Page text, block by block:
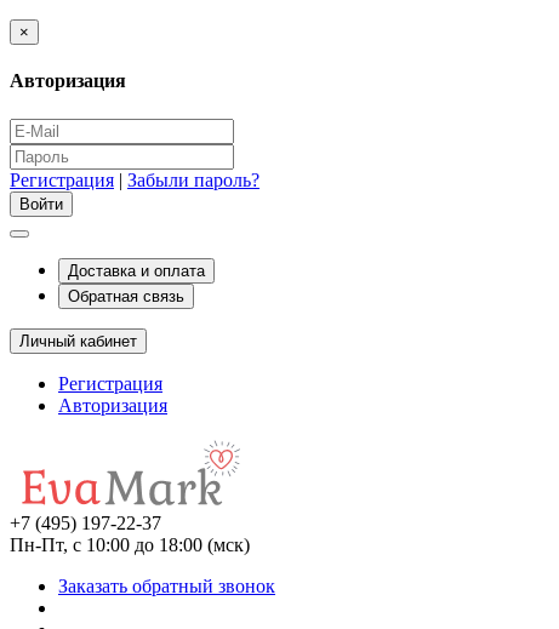
×
Авторизация
Регистрация | Забыли пароль?
Доставка и оплата
Обратная связь
Личный кабинет
Регистрация
Авторизация
+7 (495) 197-22-37
Пн-Пт, с 10:00 до 18:00 (мск)
Заказать обратный звонок